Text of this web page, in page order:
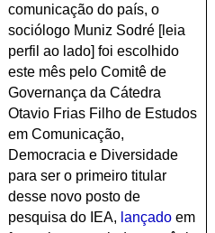
comunicação do país, o
sociólogo Muniz Sodré [leia
perfil ao lado] foi escolhido
este mês pelo Comitê de
Governança da Cátedra
Otavio Frias Filho de Estudos
em Comunicação,
Democracia e Diversidade
para ser o primeiro titular
desse novo posto de
pesquisa do IEA, lançadoem